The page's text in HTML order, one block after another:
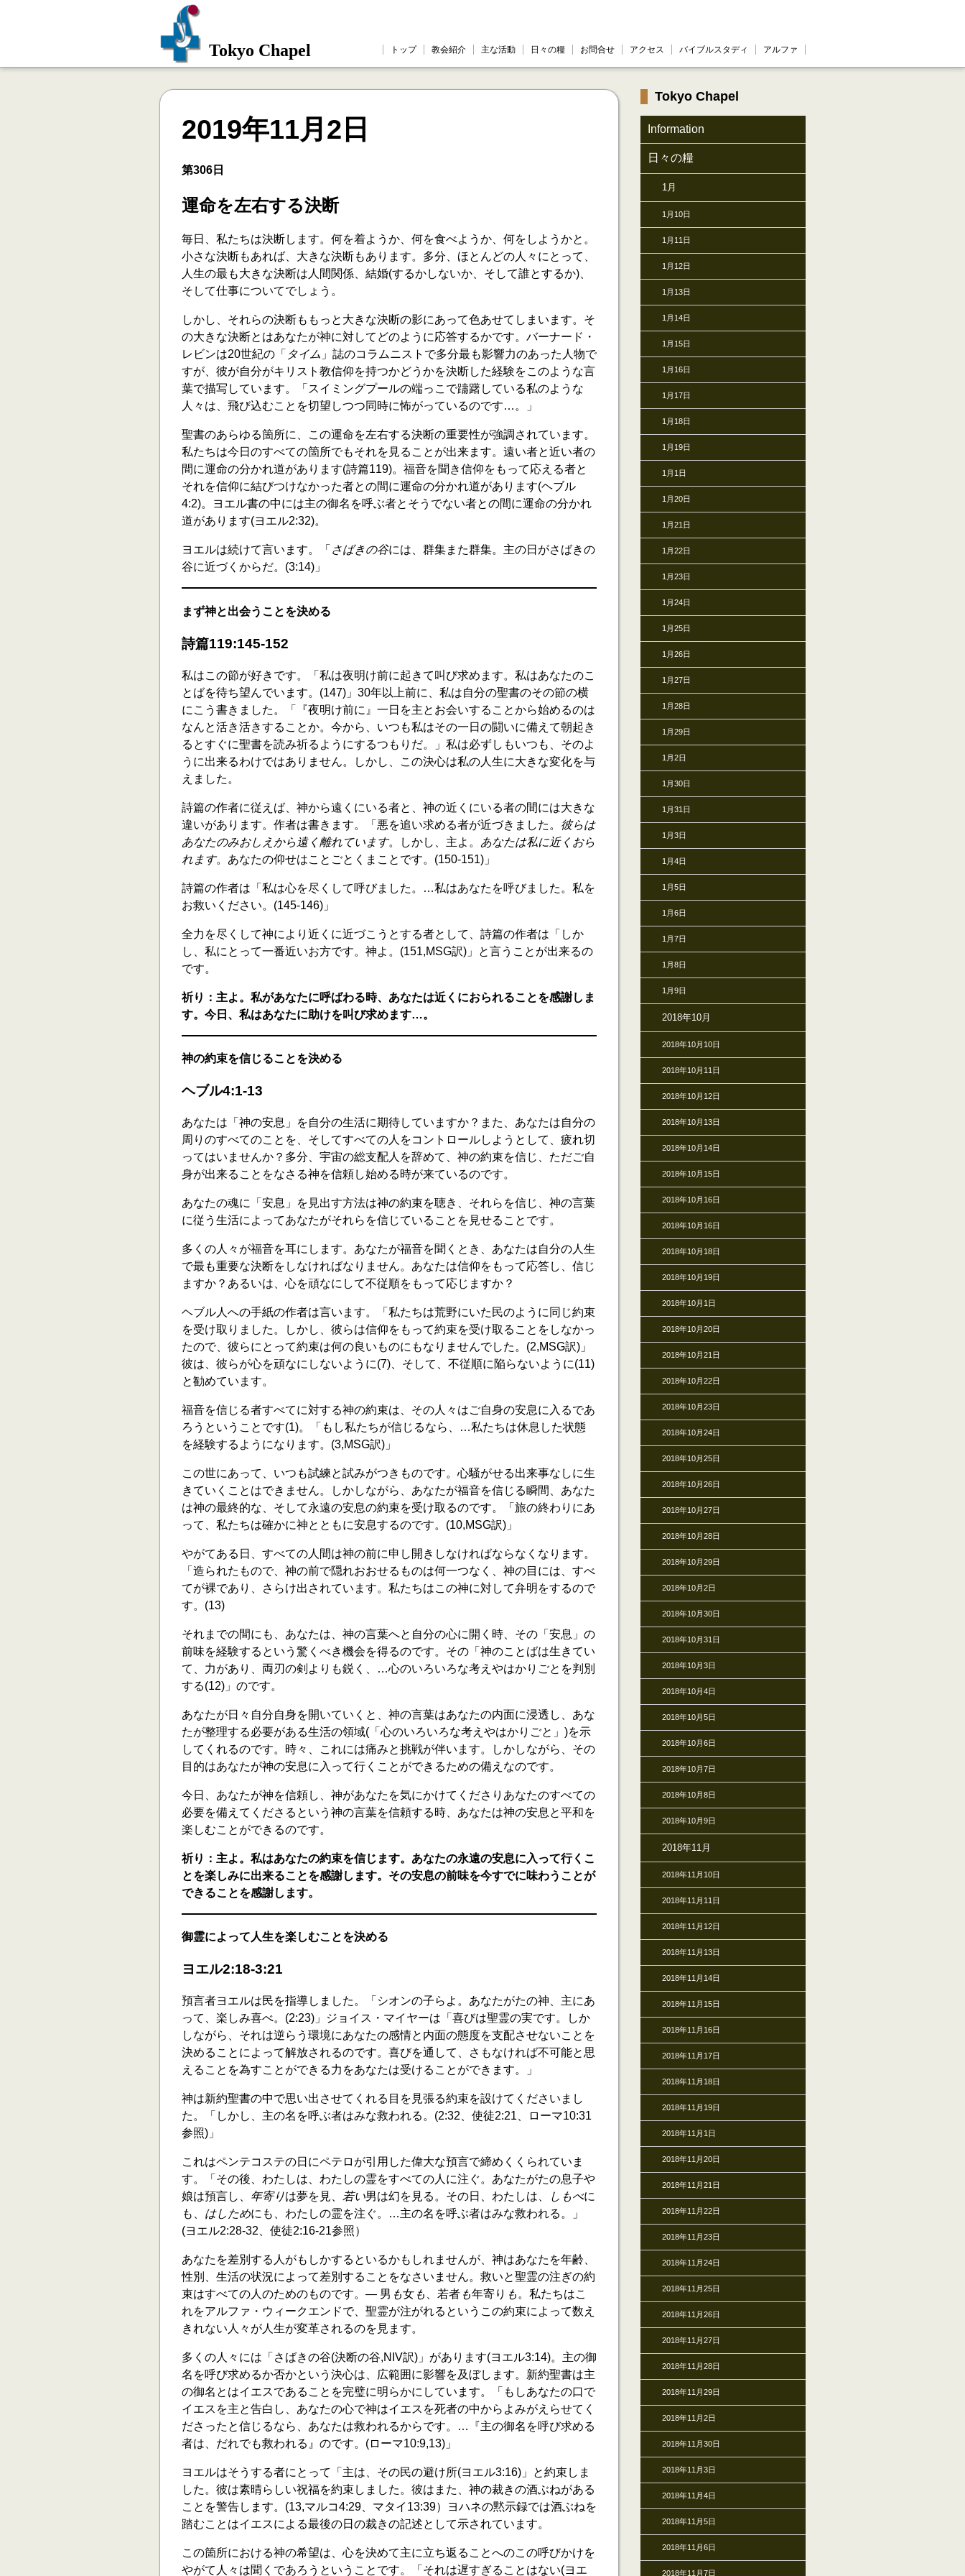
Tokyo Chapel トップ 教会紹介 主な活動 日々の糧 お問合せ アクセス バイブルスタディ アルファ
2019年11月2日
第306日
運命を左右する決断
毎日、私たちは決断します。何を着ようか、何を食べようか、何をしようかと。
小さな決断もあれば、大きな決断もあります。多分、ほとんどの人々にとって、
人生の最も大きな決断は人間関係、結婚(するかしないか、そして誰とするか)、
そして仕事についてでしょう。
しかし、それらの決断ももっと大きな決断の影にあって色あせてしまいます。そ
の大きな決断とはあなたが神に対してどのように応答するかです。バーナード・
レビンは20世紀の「 タイム 」誌のコラムニストで多分最も影響力のあった人物で
すが、彼が自分がキリスト教信仰を持つかどうかを決断した経験をこのような言
葉で描写しています。「スイミングプールの端っこで躊躇している私のような
人々は、飛び込むことを切望しつつ同時に怖がっているのです…。」
聖書のあらゆる箇所に、この運命を左右する決断の重要性が強調されています。
私たちは今日のすべての箇所でもそれを見ることが出来ます。遠い者と近い者の
間に運命の分かれ道があります(詩篇119)。福音を聞き信仰をもって応える者と
それを信仰に結びつけなかった者との間に運命の分かれ道があります(ヘブル
4:2)。ヨエル書の中には主の御名を呼ぶ者とそうでない者との間に運命の分かれ
道があります(ヨエル2:32)。
ヨエルは続けて言います。「 さばきの谷には、群集また群集。主の日がさばきの
谷に近づくからだ。(3:14)」
まず神と出会うことを決める
詩篇119:145-152
私はこの節が好きです。「私は夜明け前に起きて叫び求めます。私はあなたのこ
とばを待ち望んでいます。(147)」30年以上前に、私は自分の聖書のその節の横
にこう書きました。「『夜明け前に』一日を主とお会いすることから始めるのは
なんと活き活きすることか。今から、いつも私はその一日の闘いに備えて朝起き
るとすぐに聖書を読み祈るようにするつもりだ。」私は必ずしもいつも、そのよ
うに出来るわけではありません。しかし、この決心は私の人生に大きな変化を与
えました。
詩篇の作者に従えば、神から遠くにいる者と、神の近くにいる者の間には大きな
違いがあります。作者は書きます。「悪を追い求める者が近づきました。 彼らは
あなたのみおしえから遠く離れています。しかし、主よ。 あなたは私に近くおら
れます。あなたの仰せはことごとくまことです。(150-151)」
詩篇の作者は「私は心を尽くして呼びました。…私はあなたを呼びました。私を
お救いください。(145-146)」
全力を尽くして神により近くに近づこうとする者として、詩篇の作者は「しか
し、私にとって一番近いお方です。神よ。(151,MSG訳)」と言うことが出来るの
です。
祈り：主よ。私があなたに呼ばわる時、あなたは近くにおられることを感謝しま
す。今日、私はあなたに助けを叫び求めます…。
神の約束を信じることを決める
ヘブル4:1-13
あなたは「神の安息」を自分の生活に期待していますか？また、あなたは自分の
周りのすべてのことを、そしてすべての人をコントロールしようとして、疲れ切
ってはいませんか？多分、宇宙の総支配人を辞めて、神の約束を信じ、ただご自
身が出来ることをなさる神を信頼し始める時が来ているのです。
あなたの魂に「安息」を見出す方法は神の約束を聴き、それらを信じ、神の言葉
に従う生活によってあなたがそれらを信じていることを見せることです。
多くの人々が福音を耳にします。あなたが福音を聞くとき、あなたは自分の人生
で最も重要な決断をしなければなりません。あなたは信仰をもって応答し、信じ
ますか？あるいは、心を頑なにして不従順をもって応じますか？
ヘブル人への手紙の作者は言います。「私たちは荒野にいた民のように同じ約束
を受け取りました。しかし、彼らは信仰をもって約束を受け取ることをしなかっ
たので、彼らにとって約束は何の良いものにもなりませんでした。(2,MSG訳)」
彼は、彼らが心を頑なにしないように(7)、そして、不従順に陥らないように(11)
と勧めています。
福音を信じる者すべてに対する神の約束は、その人々はご自身の安息に入るであ
ろうということです(1)。「もし私たちが信じるなら、…私たちは休息した状態
を経験するようになります。(3,MSG訳)」
この世にあって、いつも試練と試みがつきものです。心騒がせる出来事なしに生
きていくことはできません。しかしながら、あなたが福音を信じる瞬間、あなた
は神の最終的な、そして永遠の安息の約束を受け取るのです。「旅の終わりにあ
って、私たちは確かに神とともに安息するのです。(10,MSG訳)」
やがてある日、すべての人間は神の前に申し開きしなければならなくなります。
「造られたもので、神の前で隠れおおせるものは何一つなく、神の目には、すべ
てが裸であり、さらけ出されています。私たちはこの神に対して弁明をするので
す。(13)
それまでの間にも、あなたは、神の言葉へと自分の心に開く時、その「安息」の
前味を経験するという驚くべき機会を得るのです。その「神のことばは生きてい
て、力があり、両刃の剣よりも鋭く、…心のいろいろな考えやはかりごとを判別
する(12)」のです。
あなたが日々自分自身を開いていくと、神の言葉はあなたの内面に浸透し、あな
たが整理する必要がある生活の領域(「心のいろいろな考えやはかりごと」)を示
してくれるのです。時々、これには痛みと挑戦が伴います。しかしながら、その
目的はあなたが神の安息に入って行くことができるための備えなのです。
今日、あなたが神を信頼し、神があなたを気にかけてくださりあなたのすべての
必要を備えてくださるという神の言葉を信頼する時、あなたは神の安息と平和を
楽しむことができるのです。
祈り：主よ。私はあなたの約束を信じます。あなたの永遠の安息に入って行くこ
とを楽しみに出来ることを感謝します。その安息の前味を今すでに味わうことが
できることを感謝します。
御霊によって人生を楽しむことを決める
ヨエル2:18-3:21
預言者ヨエルは民を指導しました。「シオンの子らよ。あなたがたの神、主にあ
って、楽しみ喜べ。(2:23)」ジョイス・マイヤーは「喜びは聖霊の実です。しか
しながら、それは逆らう環境にあなたの感情と内面の態度を支配させないことを
決めることによって解放されるのです。喜びを通して、さもなければ不可能と思
えることを為すことができる力をあなたは受けることができます。」
神は新約聖書の中で思い出させてくれる目を見張る約束を設けてくださいまし
た。「しかし、主の名を呼ぶ者はみな救われる。(2:32、使徒2:21、ローマ10:31
参照)」
これはペンテコステの日にペテロが引用した偉大な預言で締めくくられていま
す。「その後、わたしは、わたしの霊をすべての人に注ぐ。あなたがたの息子や
娘は預言し、 年寄りは夢を見、 若い男は幻を見る。その日、わたしは、 しもべに
も、 はしためにも、わたしの霊を注ぐ。…主の名を呼ぶ者はみな救われる。」
(ヨエル2:28-32、使徒2:16-21参照）
あなたを差別する人がもしかするといるかもしれませんが、神はあなたを年齢、
性別、生活の状況によって差別することをなさいません。救いと聖霊の注ぎの約
束はすべての人のためのものです。― 男 も女 も 、若者 も年寄り も 。私たちはこ
れをアルファ・ウィークエンドで、聖霊が注がれるというこの約束によって数え
きれない人々が人生が変革されるのを見ます。
多くの人々には「さばきの谷(決断の谷,NIV訳)」があります(ヨエル3:14)。主の御
名を呼び求めるか否かという決心は、広範囲に影響を及ぼします。新約聖書は主
の御名とはイエスであることを完璧に明らかにしています。「もしあなたの口で
イエスを主と告白し、あなたの心で神はイエスを死者の中からよみがえらせてく
ださったと信じるなら、あなたは救われるからです。…『主の御名を呼び求める
者は、だれでも救われる』のです。(ローマ10:9,13)」
ヨエルはそうする者にとって「主は、その民の避け所(ヨエル3:16)」と約束しま
した。彼は素晴らしい祝福を約束しました。彼はまた、神の裁きの酒ぶねがある
ことを警告します。(13,マルコ4:29、マタイ13:39）ヨハネの黙示録では酒ぶねを
踏むことはイエスによる最後の日の裁きの記述として示されています。
この箇所における神の希望は、心を決めて主に立ち返ることへのこの呼びかけを
やがて人々は聞くであろうということです。「それは遅すぎることはない(ヨエ
Tokyo Chapel
Information
日々の糧
1月
1月10日
1月11日
1月12日
1月13日
1月14日
1月15日
1月16日
1月17日
1月18日
1月19日
1月1日
1月20日
1月21日
1月22日
1月23日
1月24日
1月25日
1月26日
1月27日
1月28日
1月29日
1月2日
1月30日
1月31日
1月3日
1月4日
1月5日
1月6日
1月7日
1月8日
1月9日
2018年10月
2018年10月10日
2018年10月11日
2018年10月12日
2018年10月13日
2018年10月14日
2018年10月15日
2018年10月16日
2018年10月16日
2018年10月18日
2018年10月19日
2018年10月1日
2018年10月20日
2018年10月21日
2018年10月22日
2018年10月23日
2018年10月24日
2018年10月25日
2018年10月26日
2018年10月27日
2018年10月28日
2018年10月29日
2018年10月2日
2018年10月30日
2018年10月31日
2018年10月3日
2018年10月4日
2018年10月5日
2018年10月6日
2018年10月7日
2018年10月8日
2018年10月9日
2018年11月
2018年11月10日
2018年11月11日
2018年11月12日
2018年11月13日
2018年11月14日
2018年11月15日
2018年11月16日
2018年11月17日
2018年11月18日
2018年11月19日
2018年11月1日
2018年11月20日
2018年11月21日
2018年11月22日
2018年11月23日
2018年11月24日
2018年11月25日
2018年11月26日
2018年11月27日
2018年11月28日
2018年11月29日
2018年11月2日
2018年11月30日
2018年11月3日
2018年11月4日
2018年11月5日
2018年11月6日
2018年11月7日